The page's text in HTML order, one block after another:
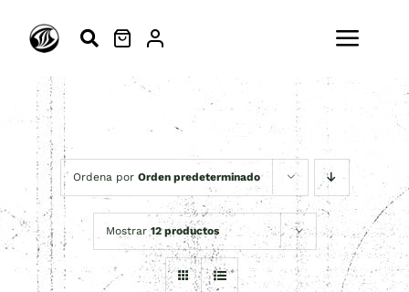
ESCUELA
SURFSKATE
SURF
MODA
Ordena por Orden predeterminado
Mostrar 12 productos